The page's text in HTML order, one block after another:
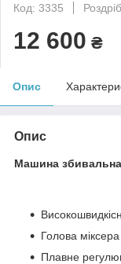
Код: 3335
Роздріб
12 600 ₴
Опис
Опис
Машина
Голова
Плавне